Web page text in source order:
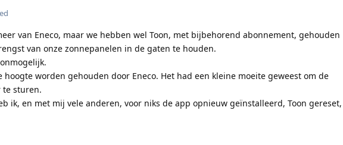
van Eneco, maar we hebben wel Toon, met bijbehorend abonnement, gehouden
van onze zonnepanelen in de gaten te houden.
hoogte worden gehouden door Eneco. Het had een kleine moeite geweest om de
te sturen.
ik, en met mij vele anderen, voor niks de app opnieuw geïnstalleerd, Toon gereset,